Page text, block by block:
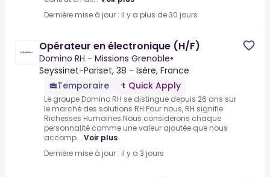
Dernière mise à jour : il y a plus de 30 jours
Opérateur en électronique (H/F)
Domino RH - Missions Grenoble•
Seyssinet-Pariset, 38 - Isère, France
Temporaire
Quick Apply
Le groupe Domino RH se distingue depuis 26 ans sur
le marché des solutions RH.Pour nous, RH signifie
Richesses Humaines.Nous considérons chaque
personnalité comme une valeur ajoutée que nous
accomp... Voir plus
Dernière mise à jour : il y a 3 jours